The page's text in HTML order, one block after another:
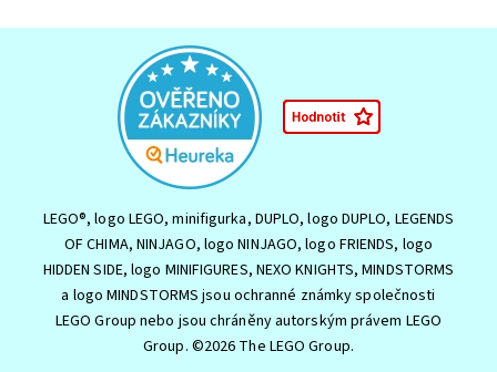
LEGO®, logo LEGO, minifigurka, DUPLO, logo DUPLO, LEGENDS
OF CHIMA, NINJAGO, logo NINJAGO, logo FRIENDS, logo
HIDDEN SIDE, logo MINIFIGURES, NEXO KNIGHTS, MINDSTORMS
a logo MINDSTORMS jsou ochranné známky společnosti
LEGO Group nebo jsou chráněny autorským právem LEGO
Group. ©2026 The LEGO Group.